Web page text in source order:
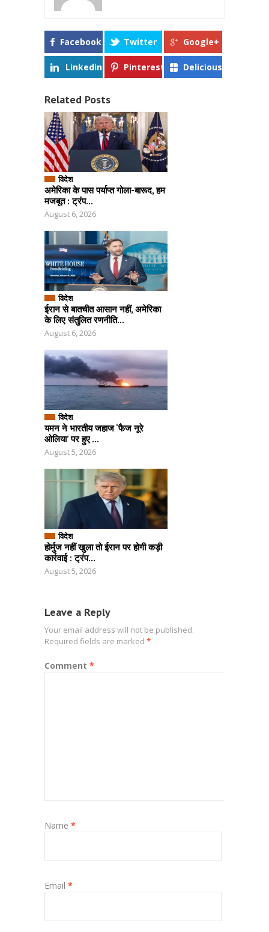
Facebook Twitter Google+
Linkedin Pinterest Delicious
Related Posts
विदेश
अमेरिका के पास पर्याप्त गोला-बारूद, हम
मजबूत : ट्रंप...
August 6, 2026
विदेश
ईरान से बातचीत आसान नहीं, अमेरिका
के लिए संतुलित रणनीति...
August 6, 2026
विदेश
यमन ने भारतीय जहाज ‘फैज नूरे
ओलिया’ पर हुए ...
August 5, 2026
विदेश
होर्मुज नहीं खुला तो ईरान पर होगी कड़ी
कार्रवाई : ट्रंप...
August 5, 2026
Leave a Reply
Your email address will not be published.
Required fields are marked *
Comment *
Name *
Email *